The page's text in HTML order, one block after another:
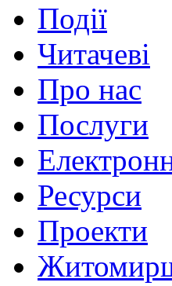
Події
Читачеві
Про нас
Послуги
Ресурси
Проекти